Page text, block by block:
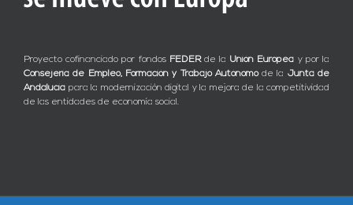
Proyecto cofinanciado por fondos FEDERde la Unión Europea y por la
Consejería de Empleo, Formación y Trabajo Autónomode la Junta de
Andalucía para la modernización digital y la mejora de la competitividad
de las entidades de economía social.